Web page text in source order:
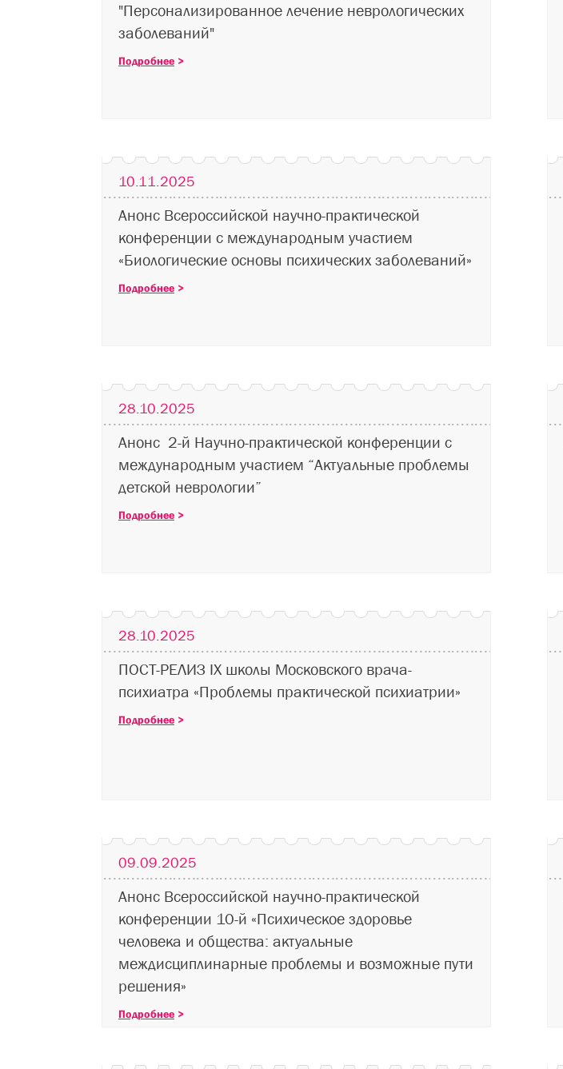
"Персонализированное лечение неврологических
заболеваний"
Подробнее >
10.11.2025
Анонс Всероссийской научно-практической
конференции с международным участием
«Биологические основы психических заболеваний»
Подробнее >
28.10.2025
Анонс 2-й Научно-практической конференции с
международным участием “Актуальные проблемы
детской неврологии”
Подробнее >
28.10.2025
ПОСТ-РЕЛИЗ IX школы Московского врача-
психиатра «Проблемы практической психиатрии»
Подробнее >
09.09.2025
Анонс Всероссийской научно-практической
конференции 10-й «Психическое здоровье
человека и общества: актуальные
междисциплинарные проблемы и возможные пути
решения»
Подробнее >